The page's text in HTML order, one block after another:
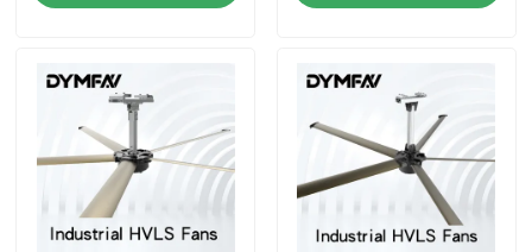
Bir teklif isteği
Büyük HVLS Hayranları
Endüstriyel HVLS Fanları
Ticari HVLS Fanları